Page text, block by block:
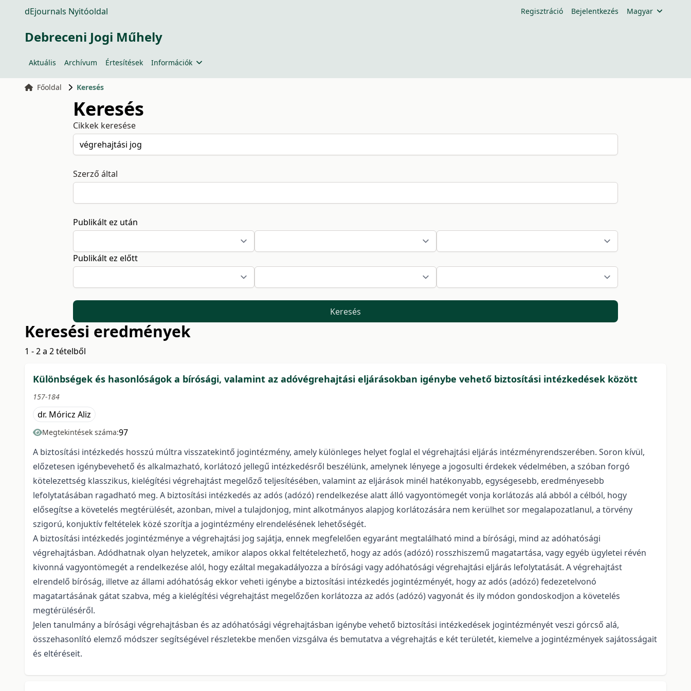
dEjournals Nyitóoldal Regisztráció Bejelentkezés Magyar
Debreceni Jogi Műhely
Aktuális Archívum Értesítések Információk
Főoldal Keresés
Keresés
Cikkek keresése
Szerző által
Publikált ez után
Publikált ez előtt
Keresés
Keresési eredmények
1 - 2 a 2 tételből
Különbségek és hasonlóságok a bírósági, valamint az adóvégrehajtási eljárásokban igénybe vehető biztosítási intézkedések között
157-184
dr. Móricz Aliz
Megtekintések száma:97
A biztosítási intézkedés hosszú múltra visszatekintő jogintézmény, amely különleges helyet foglal el végrehajtási eljárás intézményrendszerében. Soron kívül,
előzetesen igénybevehető és alkalmazható, korlátozó jellegű intézkedésről beszélünk, amelynek lényege a jogosulti érdekek védelmében, a szóban forgó
kötelezettség klasszikus, kielégítési végrehajtást megelőző teljesítésében, valamint az eljárások minél hatékonyabb, egységesebb, eredményesebb
lefolytatásában ragadható meg. A biztosítási intézkedés az adós (adózó) rendelkezése alatt álló vagyontömegét vonja korlátozás alá abból a célból, hogy
elősegítse a követelés megtérülését, azonban, mivel a tulajdonjog, mint alkotmányos alapjog korlátozására nem kerülhet sor megalapozatlanul, a törvény
szigorú, konjuktív feltételek közé szorítja a jogintézmény elrendelésének lehetőségét.
A biztosítási intézkedés jogintézménye a végrehajtási jog sajátja, ennek megfelelően egyaránt megtalálható mind a bírósági, mind az adóhatósági
végrehajtásban. Adódhatnak olyan helyzetek, amikor alapos okkal feltételezhető, hogy az adós (adózó) rosszhiszemű magatartása, vagy egyéb ügyletei révén
kivonná vagyontömegét a rendelkezése alól, hogy ezáltal megakadályozza a bírósági vagy adóhatósági végrehajtási eljárás lefolytatását. A végrehajtást
elrendelő bíróság, illetve az állami adóhatóság ekkor veheti igénybe a biztosítási intézkedés jogintézményét, hogy az adós (adózó) fedezetelvonó
magatartásának gátat szabva, még a kielégítési végrehajtást megelőzően korlátozza az adós (adózó) vagyonát és ily módon gondoskodjon a követelés
megtérüléséről.
Jelen tanulmány a bírósági végrehajtásban és az adóhatósági végrehajtásban igénybe vehető biztosítási intézkedések jogintézményét veszi górcső alá,
összehasonlító elemző módszer segítségével részletekbe menően vizsgálva és bemutatva a végrehajtás e két területét, kiemelve a jogintézmények sajátosságait
és eltéréseit.